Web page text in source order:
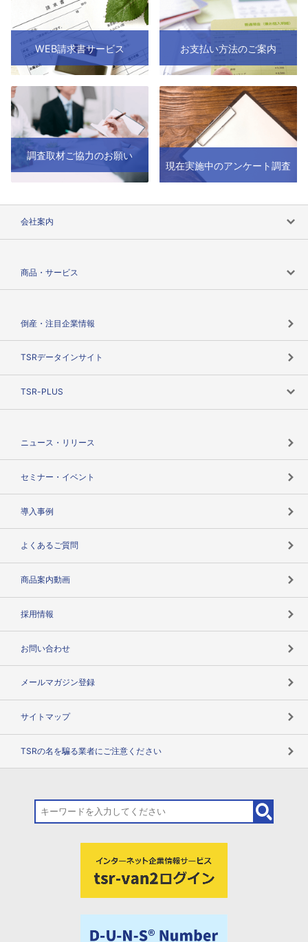
WEB請求書サービス お支払い方法のご案内
調査取材ご協力のお願い
現在実施中のアンケート調査
会社案内
商品・サービス
倒産・注目企業情報
TSRデータインサイト
TSR-PLUS
ニュース・リリース
セミナー・イベント
導入事例
よくあるご質問
商品案内動画
採用情報
お問い合わせ
メールマガジン登録
サイトマップ
TSRの名を騙る業者にご注意ください